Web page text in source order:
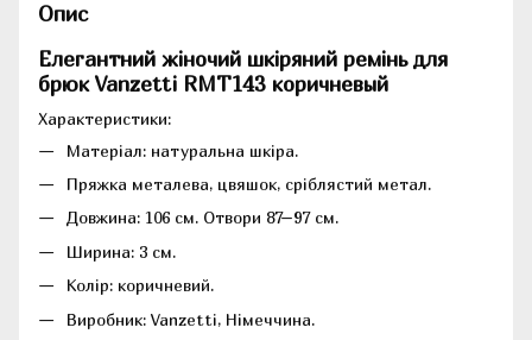
Опис
Елегантний жіночий шкіряний ремінь для
брюк Vanzetti RMT143 коричневый
Характеристики:
Матеріал: натуральна шкіра.
Пряжка металева, цвяшок, сріблястий метал.
Довжина: 106 см. Отвори 87–97 см.
Ширина: 3 см.
Колір: коричневий.
Виробник: Vanzetti, Німеччина.